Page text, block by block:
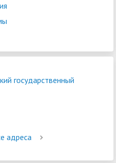
государственный
адреса